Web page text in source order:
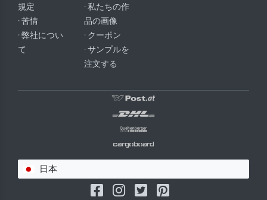
規定
· 苦情
· 弊社につい
て
· 私たちの作
品の画像
· クーポン
· サンプルを
注文する
日本